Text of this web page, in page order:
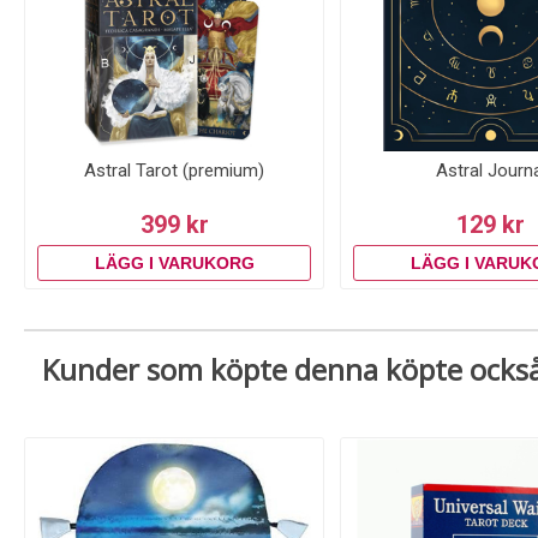
Astral Tarot (premium)
399 kr
Astral
129 kr
Kunder som köpte denna köpte